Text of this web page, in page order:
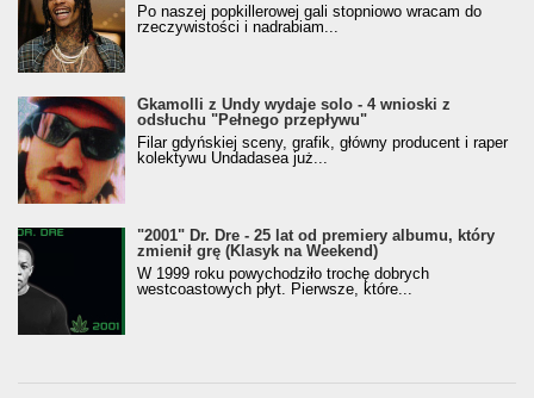
Po naszej popkillerowej gali stopniowo wracam do
rzeczywistości i nadrabiam...
Gkamolli z Undy wydaje solo - 4 wnioski z
odsłuchu "Pełnego przepływu"
Filar gdyńskiej sceny, grafik, główny producent i raper
kolektywu Undadasea już...
"2001" Dr. Dre - 25 lat od premiery albumu, który
zmienił grę (Klasyk na Weekend)
W 1999 roku powychodziło trochę dobrych
westcoastowych płyt. Pierwsze, które...